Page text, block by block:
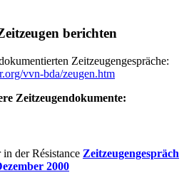
berichten
Zeitzeugengespräche:
vvn-bda/zeugen.htm
Zeitzeugendokumente:
der Résistance Zeitzeugengespräch
2000